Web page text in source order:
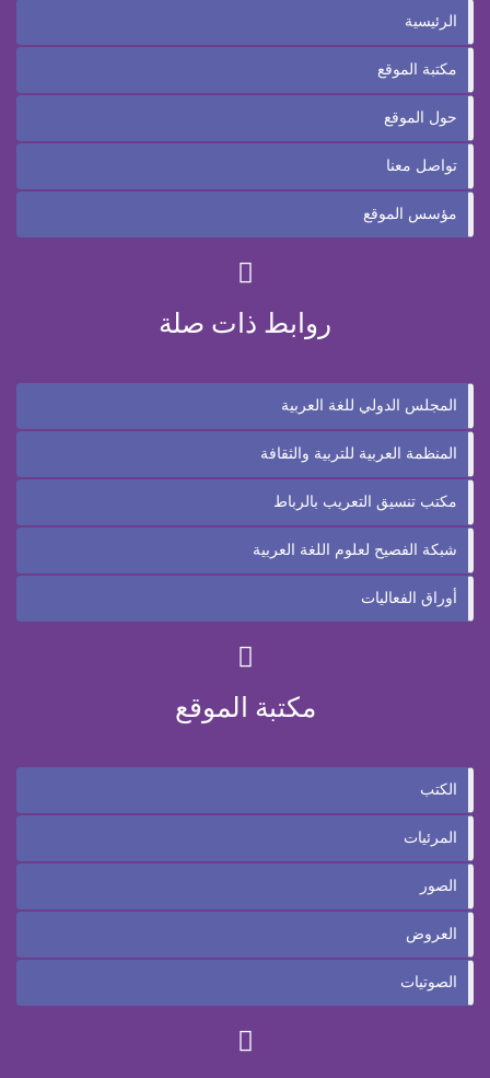
الرئيسية
مكتبة الموقع
حول الموقع
تواصل معنا
مؤسس الموقع
روابط ذات صلة
المجلس الدولي للغة العربية
المنظمة العربية للتربية والثقافة
مكتب تنسيق التعريب بالرباط
شبكة الفصيح لعلوم اللغة العربية
أوراق الفعاليات
مكتبة الموقع
الكتب
المرئيات
الصور
العروض
الصوتيات